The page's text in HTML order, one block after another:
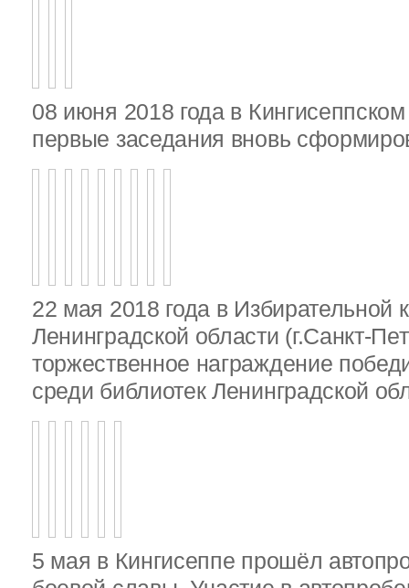
08 июня 2018 года в
первые заседания вновь
22 мая 2018 года в Избирательной
Ленинградской области (г.Санкт-
торжественное награждение
среди библиотек Ленинградской
5 мая в Кингисеппе прошёл